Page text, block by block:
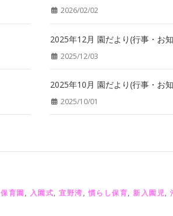
2026/02/02
2025年12月 園だより(行事・お
2025/12/03
2025年10月 園だより(行事・お
2025/10/01
保育園, 入園式, 宜野湾, 慣らし保育, 新入園児,